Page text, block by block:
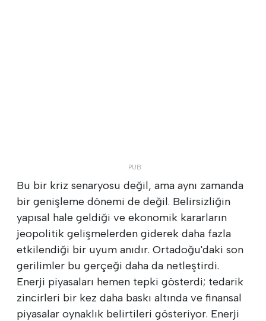
Bu bir kriz senaryosu değil, ama aynı zamanda
bir genişleme dönemi de değil. Belirsizliğin
yapısal hale geldiği ve ekonomik kararların
jeopolitik gelişmelerden giderek daha fazla
etkilendiği bir uyum anıdır. Ortadoğu'daki son
gerilimler bu gerçeği daha da netleştirdi.
Enerji piyasaları hemen tepki gösterdi; tedarik
zincirleri bir kez daha baskı altında ve finansal
piyasalar oynaklık belirtileri gösteriyor. Enerji